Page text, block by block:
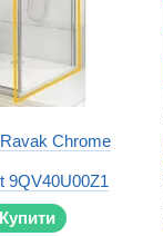
Chrome
9QV40U00Z1
Купити